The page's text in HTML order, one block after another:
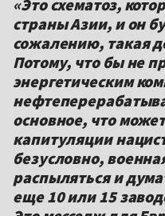
«Это схематоз,
страны Азии, и он
сожалению, такая
Потому, что бы не
энергетическим
основное, что
капитуляции
безусловно,
распыляться и
еще 10 или 15